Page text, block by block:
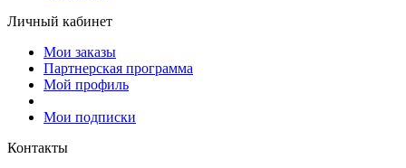
Личный кабинет
Мои заказы
Партнерская программа
Мой профиль
Мои подписки
Контакты